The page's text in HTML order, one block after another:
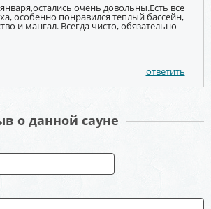
очень довольны.Есть все
особенно понравился теплый бассейн,
и мангал. Всегда чисто, обязательно
ответить
о данной сауне